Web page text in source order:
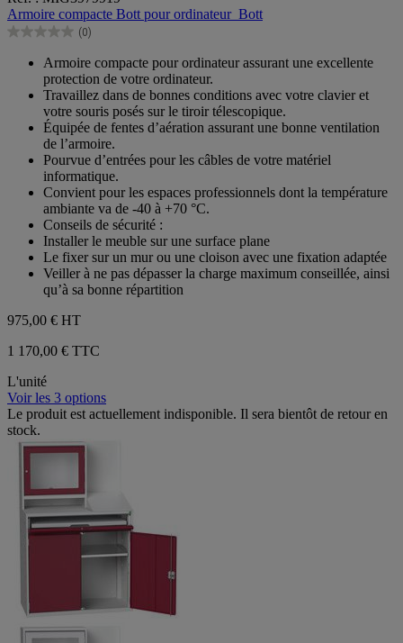
sur
5
étoiles.
Armoire compacte Bott pour ordinateur_Bott
(0)
0.0
étoiles.
Armoire compacte pour ordinateur assurant une excellente
protection de votre ordinateur.
Travaillez dans de bonnes conditions avec votre clavier et
votre souris posés sur le tiroir télescopique.
Équipée de fentes d’aération assurant une bonne ventilation
de l’armoire.
Pourvue d’entrées pour les câbles de votre matériel
informatique.
Convient pour les espaces professionnels dont la température
ambiante va de -40 à +70 °C.
Conseils de sécurité :
Installer le meuble sur une surface plane
Le fixer sur un mur ou une cloison avec une fixation adaptée
Veiller à ne pas dépasser la charge maximum conseillée, ainsi
qu’à sa bonne répartition
975,00 € HT
1 170,00 € TTC
L'unité
Voir les 3 options
Le produit est actuellement indisponible. Il sera bientôt de retour en
stock.